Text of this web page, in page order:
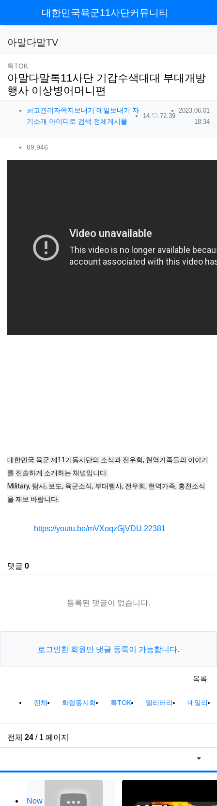
대한민국육군11사단커뮤니티
아말다말TV
톡TOK분류
아말다말톡11사단 기갑수색대대 부대개방
행사 이상병어머니편
작성자 정보
최고관리자쪽지보내기 메일보내기 자
기소개 아이디로 검색 전체게시물
14.♡.72.39아이피
작성일
2023.06.01
18:34
컨텐츠 정보
69,946
대한민국 육군 제11기동사단의 소식과 전우회, 현역가족들의 이야기
를 진솔하게 소개하는 채널입니다.
Military, 탐사, 보도, 육군소식, 부대행사, 전우회, 현역가족, 홍천소식
을 제보 바랍니다.
관련자료https://youtu.be/mVXoqzGjVDU 22381
댓글 0
등록된 댓글이 없습니다.
로그인한 회원만 댓글 등록이 가능합니다.
목록
아말다말TV 분류 목록
전체 화랑동지회 톡TOK 밀리터리 데일리
전체 24 / 1 페이지
조회
Now